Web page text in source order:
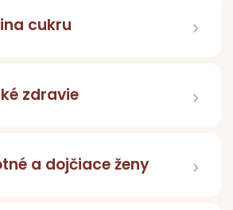
cukru
zdravie
a dojčiace ženy